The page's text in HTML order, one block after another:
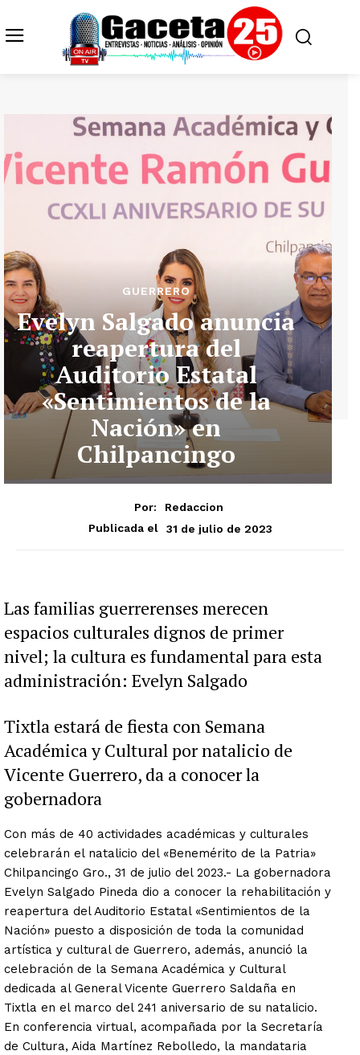
GUERRERO
Evelyn Salgado anuncia
reapertura del
Auditorio Estatal
«Sentimientos de la
Nación» en
Chilpancingo
Por:
Redaccion
Publicada el
31 de julio de 2023
Las familias guerrerenses merecen
espacios culturales dignos de primer
nivel; la cultura es fundamental para esta
administración: Evelyn Salgado
Tixtla estará de fiesta con Semana
Académica y Cultural por natalicio de
Vicente Guerrero, da a conocer la
gobernadora
Con más de 40 actividades académicas y culturales
celebrarán el natalicio del «Benemérito de la Patria»
Chilpancingo Gro., 31 de julio del 2023.- La gobernadora
Evelyn Salgado Pineda dio a conocer la rehabilitación y
reapertura del Auditorio Estatal «Sentimientos de la
Nación» puesto a disposición de toda la comunidad
artística y cultural de Guerrero, además, anunció la
celebración de la Semana Académica y Cultural
dedicada al General Vicente Guerrero Saldaña en
Tixtla en el marco del 241 aniversario de su natalicio.
En conferencia virtual, acompañada por la Secretaría
de Cultura, Aida Martínez Rebolledo, la mandataria